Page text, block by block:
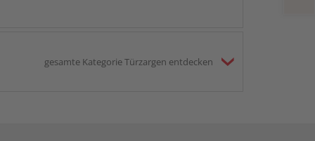
gesamte Kategorie Türzargen entdecken